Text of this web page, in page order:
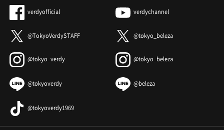
verdyofficial verdychannel
@TokyoVerdySTAFF @tokyo_beleza
@tokyo_verdy @tokyo_beleza
@tokyoverdy @beleza
@tokyoverdy1969